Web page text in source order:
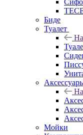
Биде
Туалет
Мойки